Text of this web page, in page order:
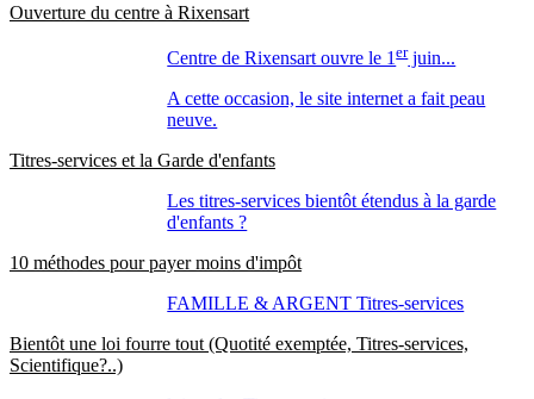
Ouverture du centre à Rixensart
Centre de Rixensart ouvre le 1erjuin...
A cette occasion, le site internet a fait peau
neuve.
Titres-services et la Garde d'enfants
Les titres-services bientôt étendus à la garde
d'enfants ?
10 méthodes pour payer moins d'impôt
FAMILLE & ARGENT Titres-services
Bientôt une loi fourre tout (Quotité exemptée, Titres-services,
Scientifique?..)